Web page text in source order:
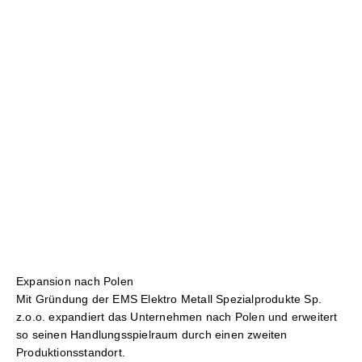
Expansion nach Polen
Mit Gründung der EMS Elektro Metall Spezialprodukte Sp.
z.o.o. expandiert das Unternehmen nach Polen und erweitert
so seinen Handlungsspielraum durch einen zweiten
Produktionsstandort.